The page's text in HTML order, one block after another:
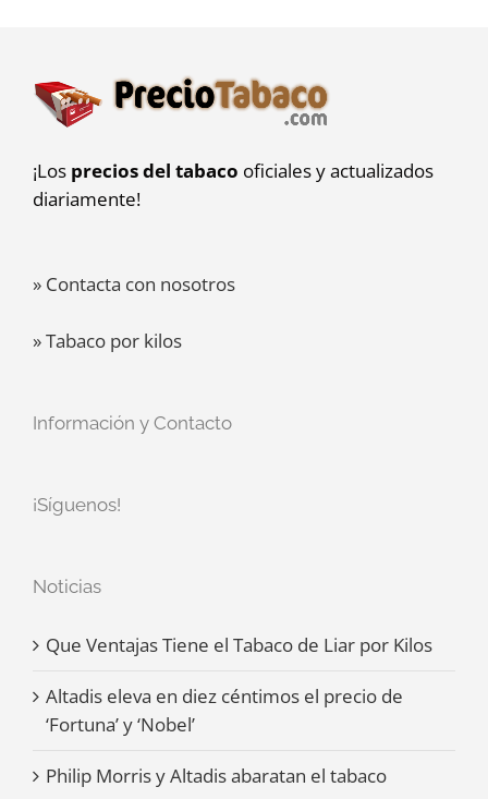
¡Los precios del tabaco oficiales y actualizados
diariamente!
» Contacta con nosotros
» Tabaco por kilos
Información y Contacto
¡Síguenos!
Noticias
Que Ventajas Tiene el Tabaco de Liar por Kilos
Altadis eleva en diez céntimos el precio de
‘Fortuna’ y ‘Nobel’
Philip Morris y Altadis abaratan el tabaco